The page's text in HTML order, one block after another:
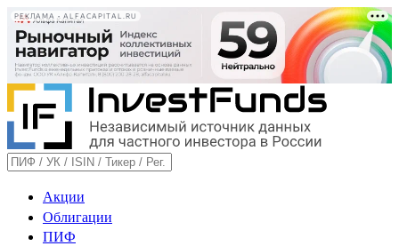
РЕКЛАМА • ALFACAPITAL.RU
Акции
Облигации
ПИФ